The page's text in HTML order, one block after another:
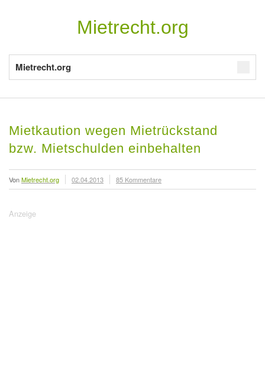
Mietrecht.org
Mietrecht.org
Mietkaution wegen Mietrückstand
bzw. Mietschulden einbehalten
VonMietrecht.org 02.04.2013 85 Kommentare